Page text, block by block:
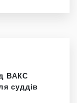
ВАКС
суддів